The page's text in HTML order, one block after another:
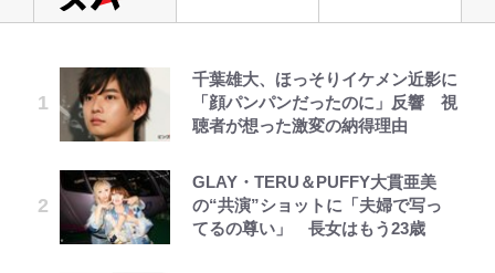
千葉雄大、ほっそりイケメン近影に
「顔パンパンだったのに」反響 視
聴者が想った激変の納得理由
GLAY・TERU＆PUFFY大貫亜美
の“共演”ショットに「夫婦で写っ
てるの尊い」 長女はもう23歳
空の轍と大地の雲と 第1回
第3回 出版までの道のり・その2
えびめしの流儀
でっかい男になりたいゾ
【キャンプ自己啓発】増えすぎたギ
アを棚卸し！ “ウルトラライト” 目
指した「自分スタイル」再構築でわ
とは
荒々しい「火山帯」の一端にいるこ
錦織一清の写真集はなぜ私服なの
か…高級ブランドをやめ等身大の自
分を表現する現在「ちゃんとおじい
藤原紀香が23年間続けるボランテ
ィア活動の原動力は…「偽善者だ」
公式-ヒロインが来る前に妊娠しま
した~詰んだはずの悪役令嬢です
が、どうやら違うようです~ 第1話
公式-冒険家になろう! ~スキルボー
ドでダンジョン攻略~ 第65話(1)
｢なんじゃこりゃあああ！｣本田圭
佑の古巣ミラン、漆黒×蛍光レッド
の超絶クールな新サードユニに世界
ゃかっけえわ｣
浦和と千葉の首をかしげる主力放
「自分の絵ごと、このジャンルはそ
ろそろ終わりかな」江口寿史が炎上
を経て樋口毅宏に語ったこと
映画『ちいかわ』入場者特典「第２
弾」がスタート！まさかの人気アイ
テムに称賛続々「豪華すぎる！」